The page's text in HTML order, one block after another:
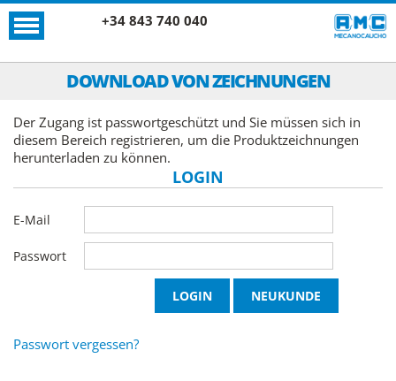
+34 843 740 040
DOWNLOAD VON ZEICHNUNGEN
Der Zugang ist passwortgeschützt und Sie müssen sich in
diesem Bereich registrieren, um die Produktzeichnungen
herunterladen zu können.
LOGIN
E-Mail
Passwort
Passwort vergessen?